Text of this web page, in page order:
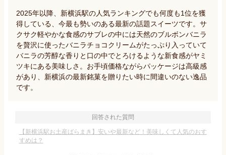
2025年以降、新横浜駅の人気ランキングでも何度も1位を獲
得している、今最も勢いのある最新の話題スイーツです。サ
クサク軽やかな食感のサブレの中には天然のブルボンバニラ
を贅沢に使ったバニラチョコクリームがたっぷり入っていて
バニラの芳醇な香りと口の中でとろけるような新食感がヤミ
ツキにある美味しさ。お手頃価格ながらパッケージは高級感
があり、新横浜の最新銘菓を贈りたい時に間違いのない逸品
です。
回答された質問
【新横浜駅お土産ばらまき】安いや最新など！美味しくて人気のおす
すめは？